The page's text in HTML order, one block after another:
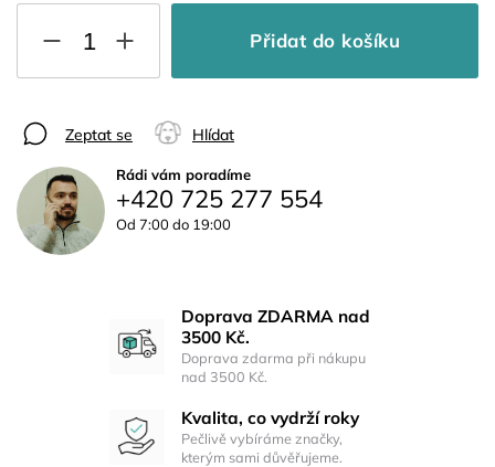
Přidat do košíku
Zeptat se Hlídat
Rádi vám poradíme
+420 725 277 554
Od 7:00 do 19:00
Doprava ZDARMA nad
3500 Kč.
Doprava zdarma při nákupu
nad 3500 Kč.
Kvalita, co vydrží roky
Pečlivě vybíráme značky,
kterým sami důvěřujeme.